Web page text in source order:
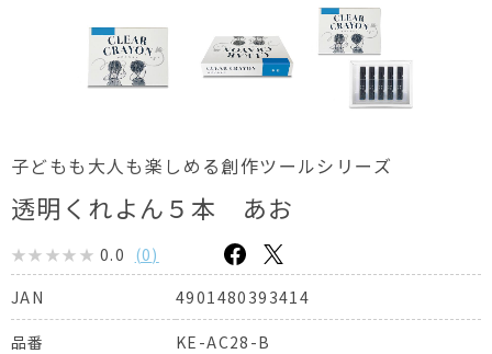
子どもも大人も楽しめる創作ツールシリーズ
透明くれよん５本 あお
0.0 (0)
JAN
4901480393414
品番 KE-AC28-B